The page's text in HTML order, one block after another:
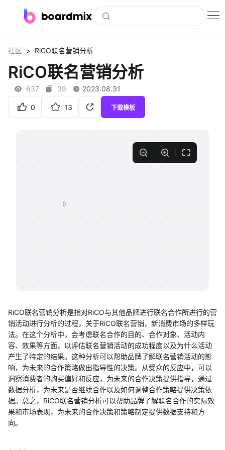
社区资源
下载
私有化部署
社区 > RiCO联名营销分析
RiCO联名营销分析
637 39 2023.08.31
0 13 下载模板
RiCO联名营销分析是指对RiCO与其他品牌进行联名合作所进行的营
销活动进行分析的过程，关于RiCO联名营销，新消费市场的多样玩
法。在这个分析中，会考虑联名合作的目的、合作对象、活动内
容、效果等方面，以评估联名营销活动的成功程度以及为什么活动
产生了特定的结果。这种分析可以帮助品牌了解联名营销活动的影
响，为未来的合作策略做出指导性的决策。从受众的反应中，可以
洞察消费者的购买偏好和反应，为未来的合作决策提供指导，通过
数据分析，为未来是否继续合作以及如何调整合作策略提供决策依
据。总之，RiCO联名营销分析可以帮助品牌了解联名合作的实际效
果和市场表现，为未来的合作决策和策略制定提供数据支持和方
向。